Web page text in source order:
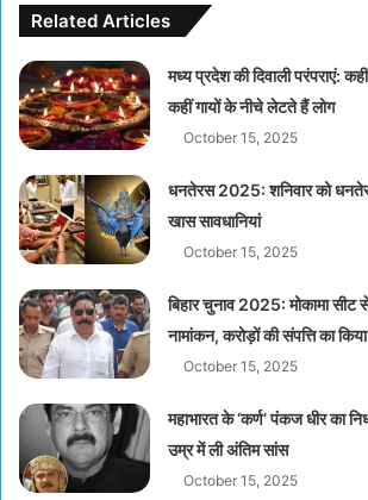
Related Articles
मध्य प्रदेश की दिवाली परंपराएं:
कहीं गायों के नीचे लेटते हैं लोग
October 15, 2025
धनतेरस 2025: शनिवार को
खास सावधानियां
October 15, 2025
बिहार चुनाव 2025: मोकामा सीट
नामांकन, करोड़ों की संपत्ति का
October 15, 2025
महाभारत के ‘कर्ण’ पंकज धीर का
उम्र में ली अंतिम सांस
October 15, 2025